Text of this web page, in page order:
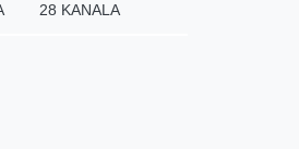
28 KANALA